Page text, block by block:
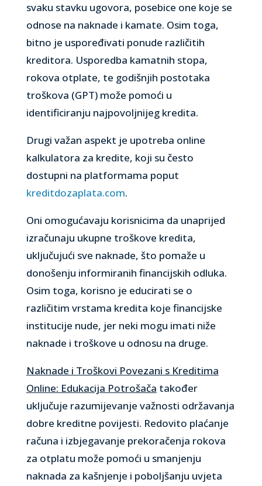
svaku stavku ugovora, posebice one koje se
odnose na naknade i kamate. Osim toga,
bitno je uspoređivati ponude različitih
kreditora. Usporedba kamatnih stopa,
rokova otplate, te godišnjih postotaka
troškova (GPT) može pomoći u
identificiranju najpovoljnijeg kredita.
Drugi važan aspekt je upotreba online
kalkulatora za kredite, koji su često
dostupni na platformama poput
kreditdozaplata.com.
Oni omogućavaju korisnicima da unaprijed
izračunaju ukupne troškove kredita,
uključujući sve naknade, što pomaže u
donošenju informiranih financijskih odluka.
Osim toga, korisno je educirati se o
različitim vrstama kredita koje financijske
institucije nude, jer neki mogu imati niže
naknade i troškove u odnosu na druge.
Naknade i Troškovi Povezani s Kreditima
Online: Edukacija Potrošača također
uključuje razumijevanje važnosti održavanja
dobre kreditne povijesti. Redovito plaćanje
računa i izbjegavanje prekoračenja rokova
za otplatu može pomoći u smanjenju
naknada za kašnjenje i poboljšanju uvjeta